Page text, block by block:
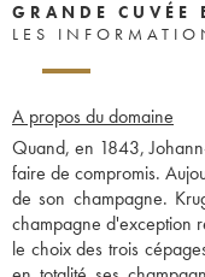
GRANDE CUVÉE
LES
A propos du domaine
Quand, en 1843,
faire de compromis.
de son champagne.
champagne d'exception
le choix des trois